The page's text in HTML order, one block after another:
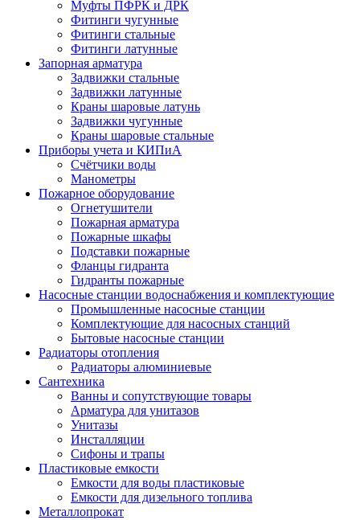
Муфты ПФРК и ДРК
Фитинги чугунные
Фитинги стальные
Фитинги латунные
Запорная арматура
Задвижки стальные
Задвижки латунные
Краны шаровые латунь
Задвижки чугунные
Краны шаровые стальные
Приборы учета и КИПиА
Счётчики воды
Манометры
Пожарное оборудование
Огнетушители
Пожарная арматура
Пожарные шкафы
Подставки пожарные
Фланцы гидранта
Гидранты пожарные
Насосные станции водоснабжения и комплектующие
Промышленные насосные станции
Комплектующие для насосных станций
Бытовые насосные станции
Радиаторы отопления
Радиаторы алюминиевые
Сантехника
Ванны и сопутствующие товары
Арматура для унитазов
Унитазы
Инсталляции
Сифоны и трапы
Пластиковые емкости
Емкости для воды пластиковые
Емкости для дизельного топлива
Металлопрокат